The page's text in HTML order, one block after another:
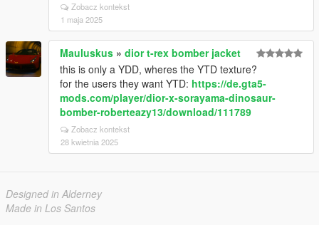
Zobacz kontekst
1 maja 2025
Mauluskus » dior t-rex bomber jacket
this is only a YDD, wheres the YTD texture?
for the users they want YTD: https://de.gta5-
mods.com/player/dior-x-sorayama-dinosaur-
bomber-roberteazy13/download/111789
Zobacz kontekst
28 kwietnia 2025
Designed in Alderney
Made in Los Santos